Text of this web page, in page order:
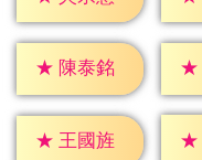
★ 陳泰銘 ★
★ 王國旌 ★